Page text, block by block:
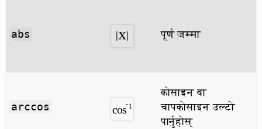
abs पूर्ण जम्मा
arccos
कोसाइन वा
चापकोसाइन उल्टो
पार्नुहोस्